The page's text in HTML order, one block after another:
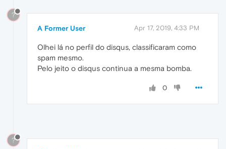
?
A Former User Apr 17, 2019, 4:33 PM
Olhei lá no perfil do disqus, classificaram como
spam mesmo.
Pelo jeito o disqus continua a mesma bomba.
0
?